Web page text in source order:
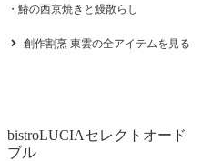
鰆の西京焼きと鰻散らし
創作割烹 東雲の全アイテムを見る
bistroLUCIAセレクトオード
ブル